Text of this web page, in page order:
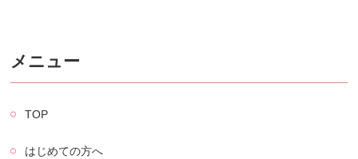
メニュー
TOP
はじめての方へ